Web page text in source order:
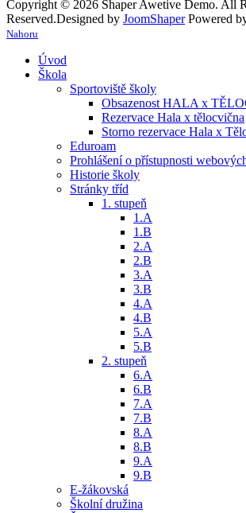
Copyright © 2026 Shaper Awetive Demo. All
Reserved.Designed by JoomShaper Powered
Nahoru
Úvod
Škola
Sportoviště školy
Obsazenost HALA x
Rezervace Hala x tělocvična
Storno rezervace Hala x
Eduroam
Prohlášení o přístupnosti
Historie školy
Stránky tříd
1. stupeň
1.A
1.B
2.A
2.B
3.A
3.B
4.A
4.B
5.A
5.B
2. stupeň
6.A
6.B
7.A
7.B
8.A
8.B
9.A
9.B
E-žákovská
Školní družina